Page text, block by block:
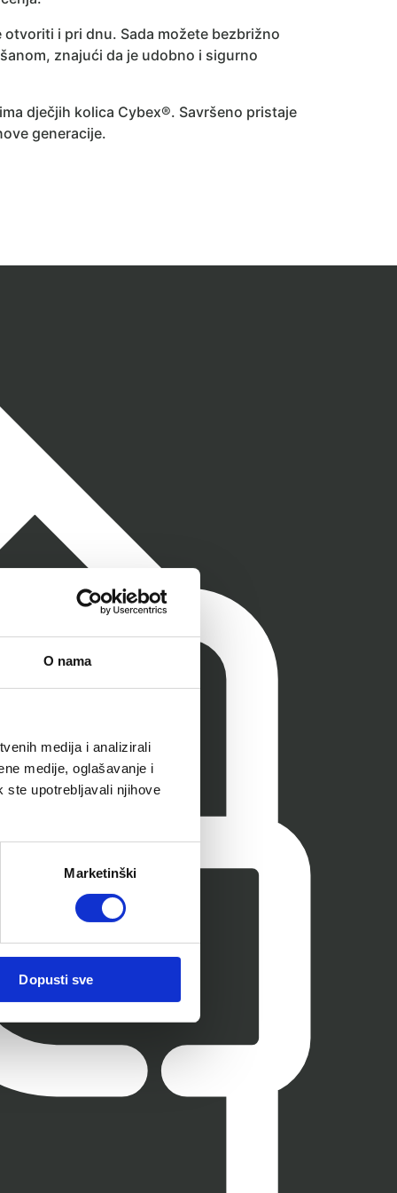
O nama
medija i analizirali
medije, oglašavanje i
ste upotrebljavali njihove
Marketinški
Dopusti sve
i pri dnu. Sada možete bezbrižno
znajući da je udobno i sigurno
dječjih kolica Cybex®. Savršeno pristaje
generacije.